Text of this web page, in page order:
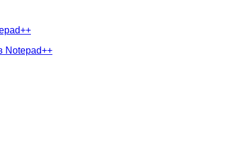
Notepad++